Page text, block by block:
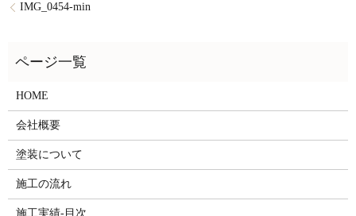
IMG_0454-min
HOME
会社概要
塗装について
施工の流れ
施工実績-目次